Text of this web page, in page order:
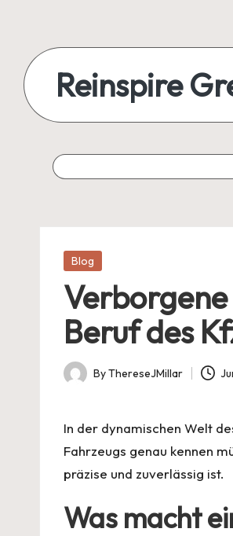
Reinspire
Posted
Blog
Beruf des
Posted
ByThereseJMillar
In der dynamischen Welt
Fahrzeugs genau kennen
präzise und zuverlässig ist.
Was macht